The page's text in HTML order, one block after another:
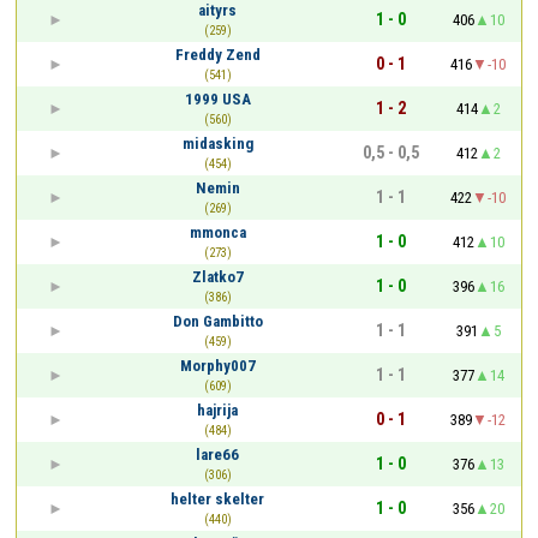
aityrs
(259)
1 - 0 406
10
Freddy Zend
(541)
0 - 1 416
-10
1999 USA
(560)
1 - 2 414
2
midasking
(454)
0,5 - 0,5 412
2
Nemin
(269)
1 - 1 422
-10
mmonca
(273)
1 - 0 412
10
Zlatko7
(386)
1 - 0 396
16
Don Gambitto
(459)
1 - 1 391
5
Morphy007
(609)
1 - 1 377
14
hajrija
(484)
0 - 1 389
-12
lare66
(306)
1 - 0 376
13
helter skelter
(440)
1 - 0 356
20